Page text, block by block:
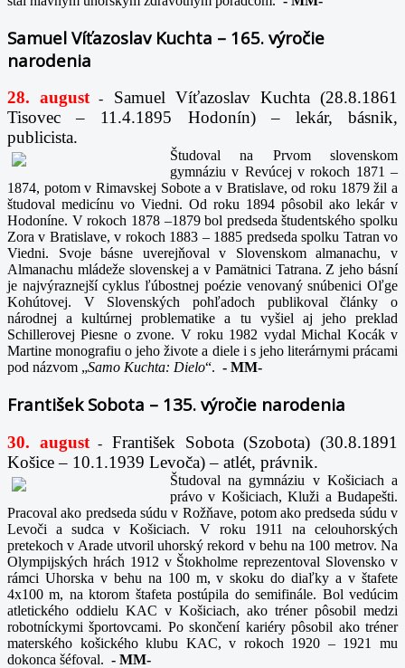
Samuel Víťazoslav Kuchta – 165. výročie
narodenia
28. august -
Samuel Víťazoslav Kuchta (28.8.1861
Tisovec – 11.4.1895 Hodonín) – lekár, básnik,
publicista.
Študoval na Prvom slovenskom
gymnáziu v Revúcej v rokoch 1871 –
1874, potom v Rimavskej Sobote a v Bratislave, od roku 1879 žil a
študoval medicínu vo Viedni. Od roku 1894 pôsobil ako lekár v
Hodoníne. V rokoch 1878 –1879 bol predseda študentského spolku
Zora v Bratislave, v rokoch 1883 – 1885 predseda spolku Tatran vo
Viedni. Svoje básne uverejňoval v Slovenskom almanachu, v
Almanachu mládeže slovenskej a v Pamätnici Tatrana. Z jeho básní
je najvýraznejší cyklus ľúbostnej poézie venovaný snúbenici Oľge
Kohútovej. V Slovenských pohľadoch publikoval články o
národnej a kultúrnej problematike a tu vyšiel aj jeho preklad
Schillerovej Piesne o zvone. V roku 1982 vydal Michal Kocák v
Martine monografiu o jeho živote a diele i s jeho literárnymi prácami
pod názvom „Samo Kuchta: Dielo“. - MM-
František Sobota – 135. výročie narodenia
30. august-
František Sobota (Szobota) (30.8.1891
Košice – 10.1.1939 Levoča) – atlét, právnik.
Študoval na gymnáziu v Košiciach a
právo v Košiciach, Kluži a Budapešti.
Pracoval ako predseda súdu v Rožňave, potom ako predseda súdu v
Levoči a sudca v Košiciach. V roku 1911 na celouhorských
pretekoch v Arade utvoril uhorský rekord v behu na 100 metrov. Na
Olympijských hrách 1912 v Štokholme reprezentoval Slovensko v
rámci Uhorska v behu na 100 m, v skoku do diaľky a v štafete
4x100 m, na ktorom štafeta postúpila do semifinále. Bol vedúcim
atletického oddielu KAC v Košiciach, ako tréner pôsobil medzi
robotníckymi športovcami. Po skončení kariéry pôsobil ako tréner
materského košického klubu KAC, v rokoch 1920 – 1921 mu
dokonca šéfoval. - MM-